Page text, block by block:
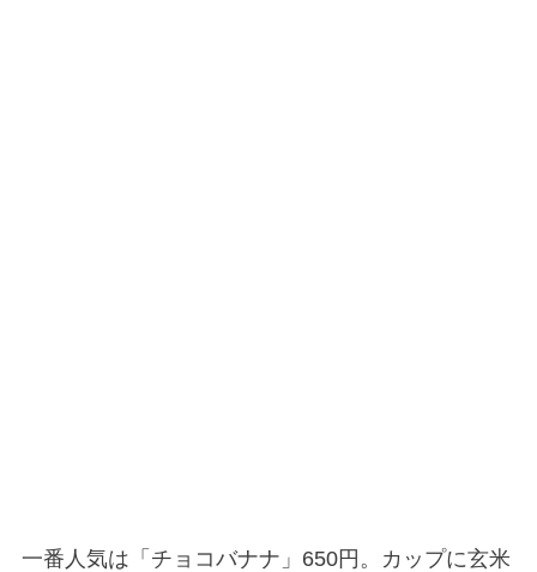
一番人気は「チョコバナナ」650円。カップに玄米